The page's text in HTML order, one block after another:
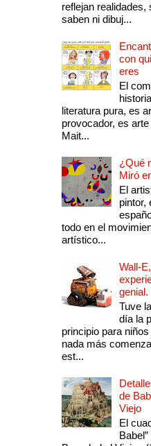
reflejan
saben ni dibuj...
con
eres
El
literatura pura, es
provocador, es
Mait...
¿Qué
Miró
El
pintor,
todo en el
artístico...
Wall-
genial.
Tuve
día la
principio para
nada más
est...
de
Viejo
El